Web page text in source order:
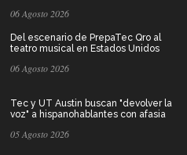
06 Agosto 2026
Del escenario de PrepaTec Qro al
teatro musical en Estados Unidos
06 Agosto 2026
Tec y UT Austin buscan "devolver la
voz" a hispanohablantes con afasia
05 Agosto 2026